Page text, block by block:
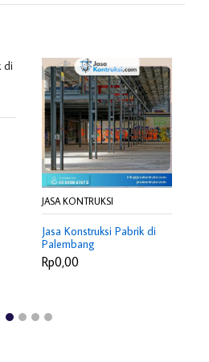
JASA KONTRUKSI
Jasa Konstruksi Pabrik di
Palembang
Rp0,00